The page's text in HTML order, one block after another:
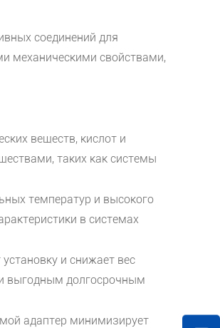
соединений для
механическими свойствами,
веществ, кислот и
таких как системы
температур и высокого
в системах
и снижает вес
выгодным долгосрочным
адаптер минимизирует